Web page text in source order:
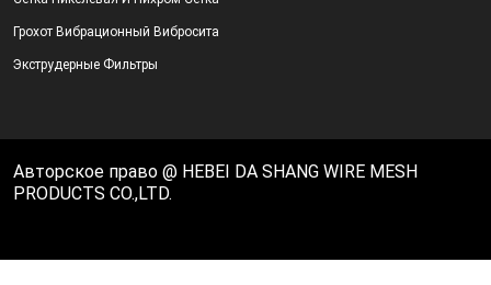
Грохот Вибрационный Вибросита
Экструдерные Фильтры
Авторское право @ HEBEI DA SHANG WIRE MESH
PRODUCTS CO.,LTD.